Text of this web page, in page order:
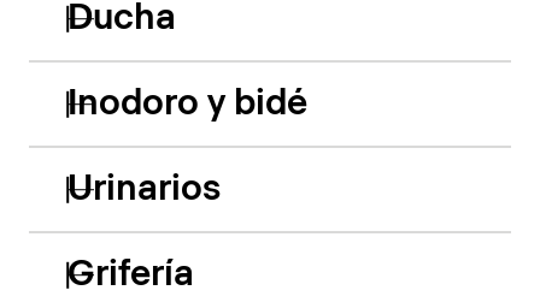
Ducha
Inodoro y bidé
Urinarios
Grifería